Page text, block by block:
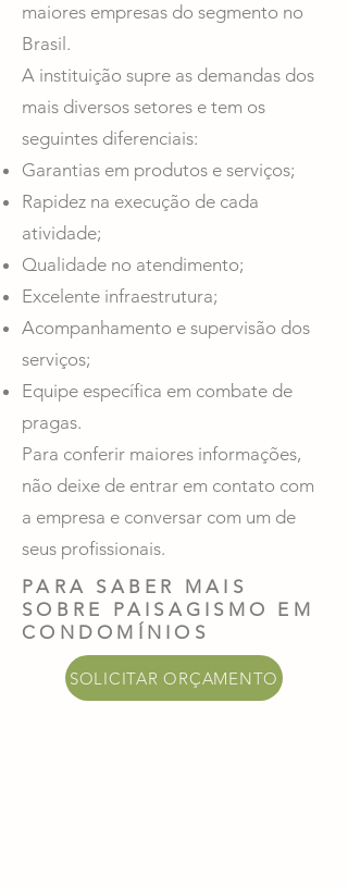
maiores empresas do segmento no
Brasil.
A instituição supre as demandas dos
mais diversos setores e tem os
seguintes diferenciais:
Garantias em produtos e serviços;
Rapidez na execução de cada
atividade;
Qualidade no atendimento;
Excelente infraestrutura;
Acompanhamento e supervisão dos
serviços;
Equipe específica em combate de
pragas.
Para conferir maiores informações,
não deixe de entrar em contato com
a empresa e conversar com um de
seus profissionais.
PARA SABER MAIS
SOBRE PAISAGISMO EM
CONDOMÍNIOS
SOLICITAR ORÇAMENTO